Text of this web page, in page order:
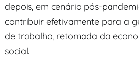
depois, em cenário pós-
contribuir efetivamente para a
de trabalho, retomada da
social.